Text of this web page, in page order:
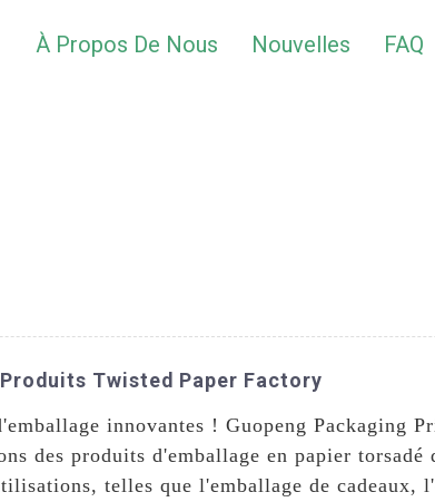
À Propos De Nous Nouvelles FAQ
Twisted Paper Factory
innovantes ! Guopeng Packaging
des produits d'emballage en papier
telles que l'emballage de cadeaux,